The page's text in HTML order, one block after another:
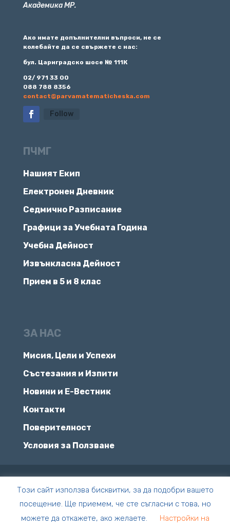
Академика МР.
Ако имате допълнителни въпроси, не се
колебайте да се свържете с нас:
бул. Цариградско шосе № 111К
02/ 971 33 00
088 788 8356
contact@parvamatematicheska.com
Follow
ПЧМГ
Нашият Екип
Електронен Дневник
Седмично Разписание
Графици за Учебната Година
Учебна Дейност
Извънкласна Дейност
Прием в 5 и 8 клас
ЗА НАС
Мисия, Цели и Успехи
Състезания и Изпити
Новини и Е-Вестник
Контакти
Поверителност
Условия за Ползване
© Всички права запазени | ПЧМГ
Сайтът е създаден с❤️от
Bonkers
Този сайт използва бисквитки, за да подобри вашето
посещение. Ще приемем, че сте съгласни с това, но
можете да откажете, ако желаете.
Настройки на